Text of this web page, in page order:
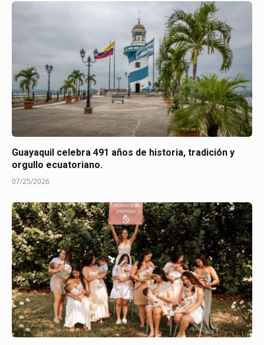
Guayaquil celebra 491 años de historia, tradición y
orgullo ecuatoriano.
07/25/2026